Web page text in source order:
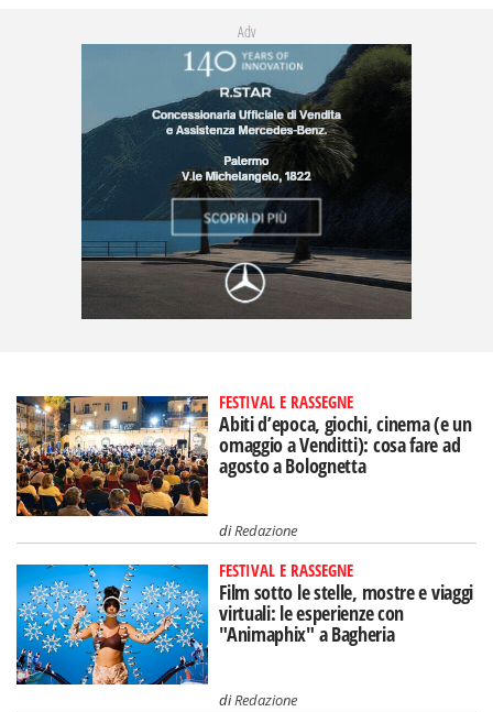
Adv
FESTIVAL E RASSEGNE
Abiti d’epoca, giochi, cinema (e un
omaggio a Venditti): cosa fare ad
agosto a Bolognetta
diRedazione
FESTIVAL E RASSEGNE
Film sotto le stelle, mostre e viaggi
virtuali: le esperienze con
"Animaphix" a Bagheria
diRedazione